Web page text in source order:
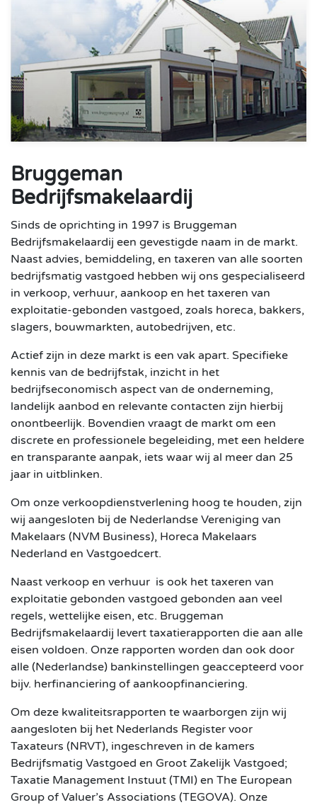
Bruggeman
Bedrijfsmakelaardij
Sinds de oprichting in 1997 is Bruggeman
Bedrijfsmakelaardij een gevestigde naam in de markt.
Naast advies, bemiddeling, en taxeren van alle soorten
bedrijfsmatig vastgoed hebben wij ons gespecialiseerd
in verkoop, verhuur, aankoop en het taxeren van
exploitatie-gebonden vastgoed, zoals horeca, bakkers,
slagers, bouwmarkten, autobedrijven, etc.
Actief zijn in deze markt is een vak apart. Specifieke
kennis van de bedrijfstak, inzicht in het
bedrijfseconomisch aspect van de onderneming,
landelijk aanbod en relevante contacten zijn hierbij
onontbeerlijk. Bovendien vraagt de markt om een
discrete en professionele begeleiding, met een heldere
en transparante aanpak, iets waar wij al meer dan 25
jaar in uitblinken.
Om onze verkoopdienstverlening hoog te houden, zijn
wij aangesloten bij de Nederlandse Vereniging van
Makelaars (NVM Business), Horeca Makelaars
Nederland en Vastgoedcert.
Naast verkoop en verhuur is ook het taxeren van
exploitatie gebonden vastgoed gebonden aan veel
regels, wettelijke eisen, etc. Bruggeman
Bedrijfsmakelaardij levert taxatierapporten die aan alle
eisen voldoen. Onze rapporten worden dan ook door
alle (Nederlandse) bankinstellingen geaccepteerd voor
bijv. herfinanciering of aankoopfinanciering.
Om deze kwaliteitsrapporten te waarborgen zijn wij
aangesloten bij het Nederlands Register voor
Taxateurs (NRVT), ingeschreven in de kamers
Bedrijfsmatig Vastgoed en Groot Zakelijk Vastgoed;
Taxatie Management Instuut (TMI) en The European
Group of Valuer’s Associations (TEGOVA). Onze